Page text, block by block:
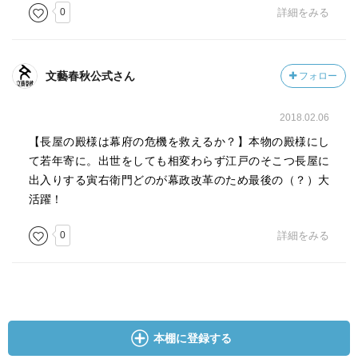
0 詳細をみる
文藝春秋公式さん フォロー
2018.02.06
【長屋の殿様は幕府の危機を救えるか？】本物の殿様にし
て若年寄に。出世をしても相変わらず江戸のそこつ長屋に
出入りする寅右衛門どのが幕政改革のため最後の（？）大
活躍！
0 詳細をみる
本棚に登録する